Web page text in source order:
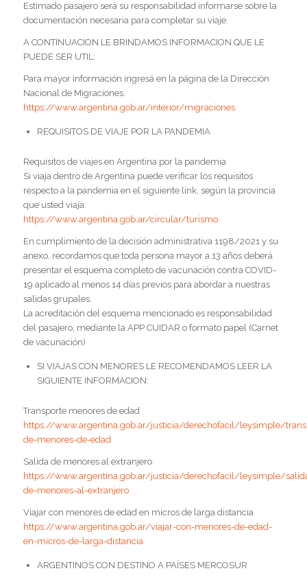
Estimado pasajero será su responsabilidad informarse sobre la
documentación necesaria para completar su viaje.
A CONTINUACION LE BRINDAMOS INFORMACION QUE LE
PUEDE SER UTIL:
Para mayor información ingresá en la página de la Dirección
Nacional de Migraciones.
https://www.argentina.gob.ar/interior/migraciones
REQUISITOS DE VIAJE POR LA PANDEMIA
Requisitos de viajes en Argentina por la pandemia
Si viaja dentro de Argentina puede verificar los requisitos
respecto a la pandemia en el siguiente link, según la provincia
que usted viaja:
https://www.argentina.gob.ar/circular/turismo
En cumplimiento de la decisión administrativa 1198/2021 y su
anexo, recordamos que toda persona mayor a 13 años deberá
presentar el esquema completo de vacunación contra COVID-
19 aplicado al menos 14 días previos para abordar a nuestras
salidas grupales.
La acreditación del esquema mencionado es responsabilidad
del pasajero, mediante la APP CUIDAR o formato papel (Carnet
de vacunación)
SI VIAJAS CON MENORES LE RECOMENDAMOS LEER LA
SIGUIENTE INFORMACION:
Transporte menores de edad
https://www.argentina.gob.ar/justicia/derechofacil/leysimple/
de-menores-de-edad
Salida de menores al extranjero
https://www.argentina.gob.ar/justicia/derechofacil/leysimple/
de-menores-al-extranjero
Viajar con menores de edad en micros de larga distancia
https://www.argentina.gob.ar/viajar-con-menores-de-edad-
en-micros-de-larga-distancia
ARGENTINOS CON DESTINO A PAÍSES MERCOSUR